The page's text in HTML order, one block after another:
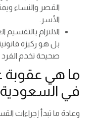
القصر والنساء
الأسر.
الالتزام
بل هو ركيزة
صحيحة تخدم الفرد
ما هي عقوبة
في
وعادة ما تبدأ إجراءات